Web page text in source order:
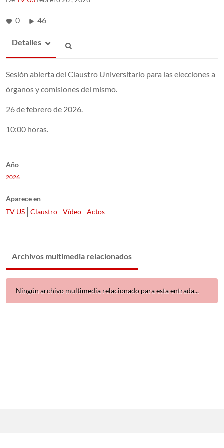
0 46
Detalles
Sesión abierta del Claustro Universitario para las elecciones a
órganos y comisiones del mismo.
26 de febrero de 2026.
10:00 horas.
Año
2026
Aparece en
TV US
Claustro Vídeo Actos
Archivos multimedia relacionados
Ningún archivo multimedia relacionado para esta entrada...
| | |